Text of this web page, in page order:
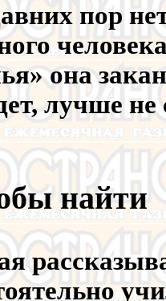
пор
она
лучше
найти